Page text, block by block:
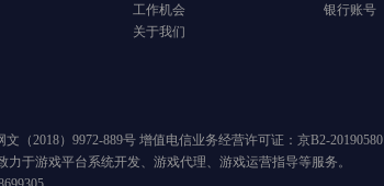
工作机会
关于我们
银行账号
文（2018）9972-889号 增值电信业务经营许可证：京B2-20190580
于游戏平台系统开发、游戏代理、游戏运营指导等服务。